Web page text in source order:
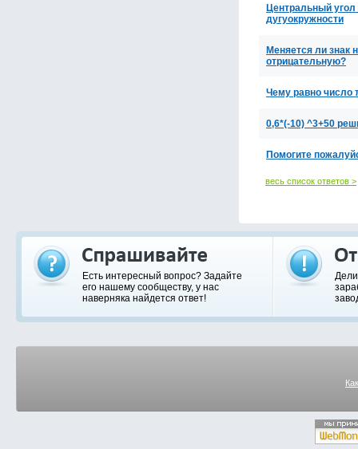
Центральный угол
дугуокружности
Меняется ли знак
отрицательную?
Чему равно число
0,6*(-10) ^3+50
Помогите
весь список ответов >
Есть интересный вопрос? Задайте
его нашему сообществу, у нас
наверняка найдется ответ!